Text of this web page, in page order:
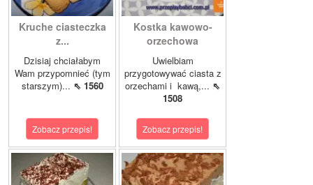
Kruche ciasteczka
z...
Dzisiaj chciałabym
Wam przypomnieć (tym
starszym)... ⇖ 1560
Zobacz przepis!
Kostka kawowo-
orzechowa
Uwielbiam
przygotowywać ciasta z
orzechami i kawą,... ⇖
1508
Zobacz przepis!